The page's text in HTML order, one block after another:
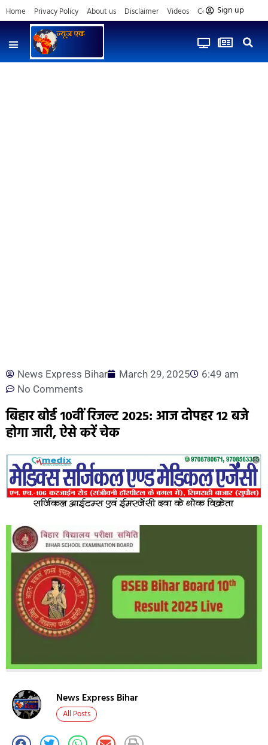
Home Privacy Policy About us Disclaimer Videos Contact us
Sign up
News Express Bihar March 29, 2025
6:49 am
No Comments
बिहार बोर्ड 10वीं रिजल्ट 2025: आज दोपहर 12 बजे
होगा जारी, ऐसे करें चेक
News Express Bihar
All Posts